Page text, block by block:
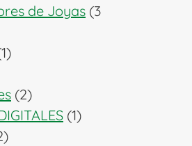
producto
de Joyas 3
11
22
productos
11
12